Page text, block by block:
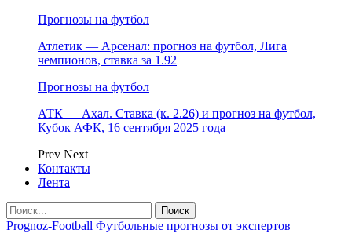
Прогнозы на футбол
Атлетик — Арсенал: прогноз на футбол, Лига
чемпионов, ставка за 1.92
Прогнозы на футбол
АТК — Ахал. Ставка (к. 2.26) и прогноз на футбол,
Кубок АФК, 16 сентября 2025 года
Prev Next
Контакты
Лента
Prognoz-Football Футбольные прогнозы от экспертов